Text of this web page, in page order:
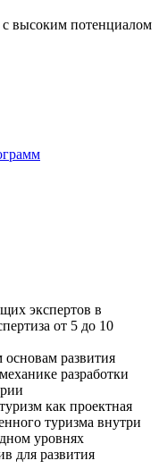
с высоким потенциалом
экспертов в
от 5 до 10
развития
разработки
как проектная
туризма внутри
уровнях
для развития